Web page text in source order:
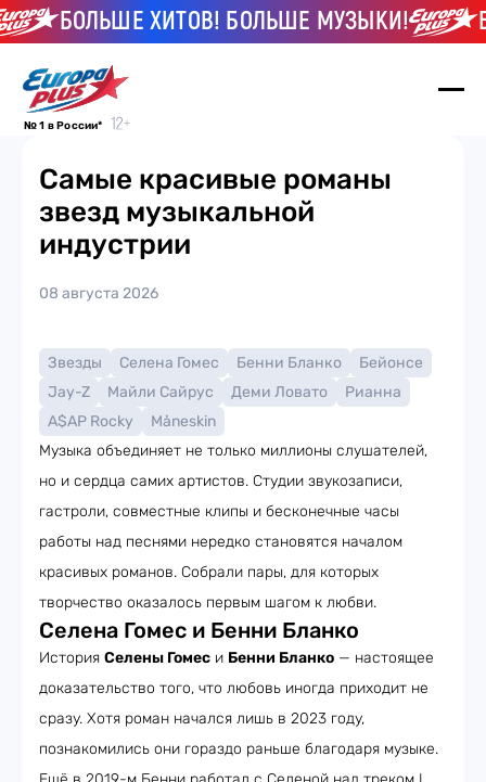
БОЛЬШЕ ХИТОВ! БОЛЬШЕ МУЗЫКИ!
№ 1 в России*
Самые красивые романы
звезд музыкальной
индустрии
08 августа 2026
Звезды Селена Гомес Бенни Бланко
Бейонсе
Jay-Z
Майли Сайрус Деми Ловато
Рианна
A$AP Rocky
Måneskin
Музыка объединяет не только миллионы слушателей,
но и сердца самих артистов. Студии звукозаписи,
гастроли, совместные клипы и бесконечные часы
работы над песнями нередко становятся началом
красивых романов. Собрали пары, для которых
творчество оказалось первым шагом к любви.
Селена Гомес и Бенни Бланко
История Селены Гомес и Бенни Бланко — настоящее
доказательство того, что любовь иногда приходит не
сразу. Хотя роман начался лишь в 2023 году,
познакомились они гораздо раньше благодаря музыке.